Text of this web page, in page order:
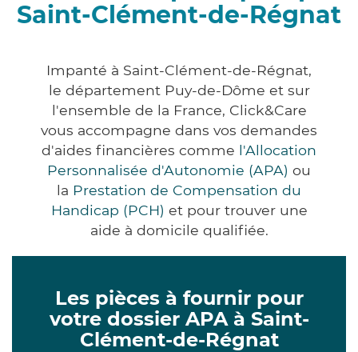
Saint-Clément-de-Régnat
Impanté à Saint-Clément-de-Régnat,
le département Puy-de-Dôme et sur
l'ensemble de la France, Click&Care
vous accompagne dans vos demandes
d'aides financières comme l'Allocation
Personnalisée d'Autonomie (APA) ou
la Prestation de Compensation du
Handicap (PCH) et pour trouver une
aide à domicile qualifiée.
Les pièces à fournir pour
votre dossier APA à Saint-
Clément-de-Régnat